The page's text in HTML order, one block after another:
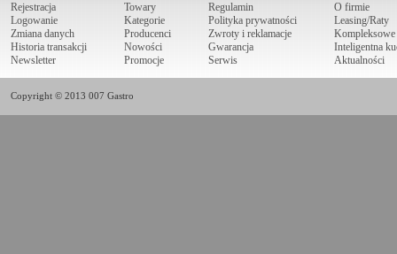
Rejestracja
Logowanie
Zmiana danych
Historia transakcji
Newsletter
Towary
Kategorie
Producenci
Nowości
Promocje
Regulamin
Polityka prywatności
Zwroty i reklamacje
Gwarancja
Serwis
O firmie
Leasing/Raty
Kompleksowe
Inteligentna
Aktualności
Copyright © 2013 007 Gastro